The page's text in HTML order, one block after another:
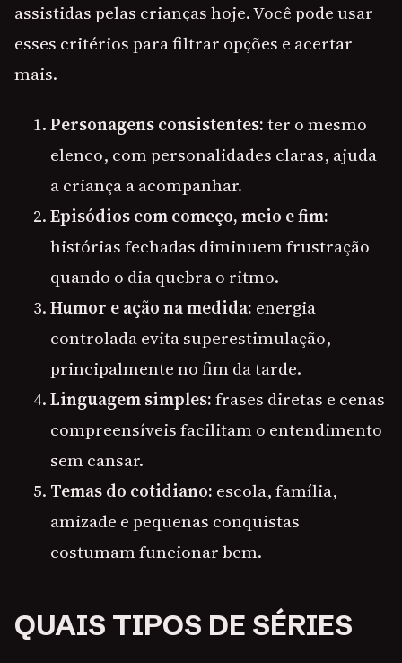
assistidas pelas crianças hoje. Você pode usar
esses critérios para filtrar opções e acertar
mais.
Personagens consistentes:ter o mesmo
elenco, com personalidades claras, ajuda
a criança a acompanhar.
Episódios com começo, meio e fim:
histórias fechadas diminuem frustração
quando o dia quebra o ritmo.
Humor e ação na medida: energia
controlada evita superestimulação,
principalmente no fim da tarde.
Linguagem simples:frases diretas e cenas
compreensíveis facilitam o entendimento
sem cansar.
Temas do cotidiano: escola, família,
amizade e pequenas conquistas
costumam funcionar bem.
QUAIS TIPOS DE SÉRIES